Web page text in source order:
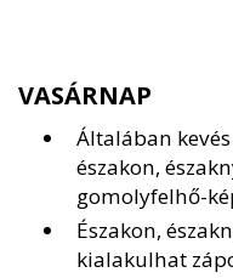
VASÁRNAP
Általában
északon,
gomolyfelhő-
Északon,
kialakulhat